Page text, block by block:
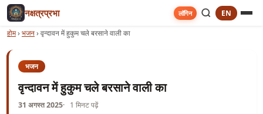
नक्षत्रप्रभा लॉगिन EN
होम›भजन›वृन्दावन में हुकुम चले बरसाने वाली का
भजन
वृन्दावन में हुकुम चले बरसाने वाली का
31 अगस्त 2025 1 मिनट पढ़ें